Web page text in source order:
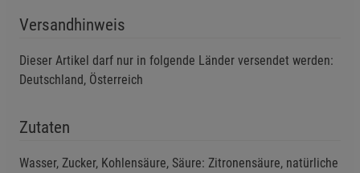
Versandhinweis
Dieser Artikel darf nur in folgende Länder versendet werden:
Deutschland, Österreich
Zutaten
Wasser, Zucker, Kohlensäure, Säure: Zitronensäure, natürliche
Funktionale Cookies (1)
Beschreibung Funktionale Cookies
Beschreibung Statistik Cookies